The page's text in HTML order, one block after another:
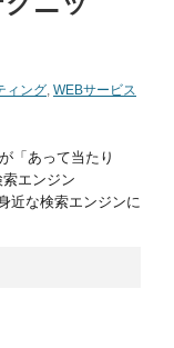
ィング, WEBサービス
「あって当たり
エンジン
近な検索エンジンに